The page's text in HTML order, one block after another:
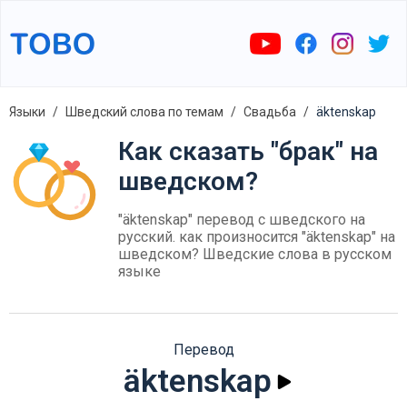
Языки Шведский слова по темам Свадьба äktenskap
Как сказать "брак" на
шведском?
"äktenskap" перевод с шведского на
русский. как произносится "äktenskap" на
шведском? Шведские слова в русском
языке
Перевод
äktenskap